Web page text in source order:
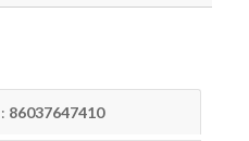
86037647410